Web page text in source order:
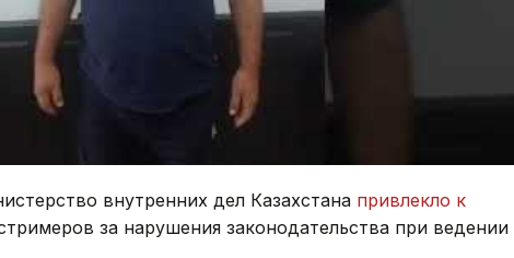
внутренних дел Казахстана привлекло к
за нарушения законодательства при ведении